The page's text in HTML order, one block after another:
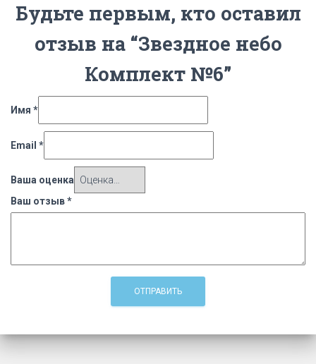
Будьте первым, кто оставил
отзыв на “Звездное небо
Комплект №6”
Имя *
Email *
Ваша оценка
Ваш отзыв*